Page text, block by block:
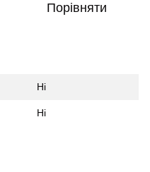
Порівняти
Ні
Ні